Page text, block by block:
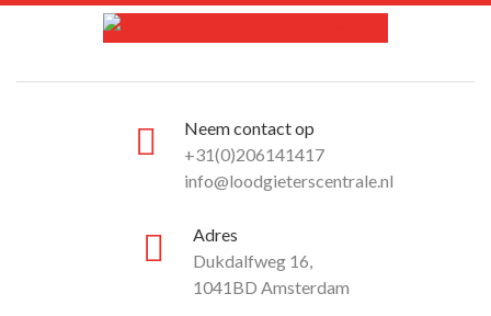
Neem contact op
+31(0)206141417
info@loodgieterscentrale.nl
Adres
Dukdalfweg 16,
1041BD Amsterdam